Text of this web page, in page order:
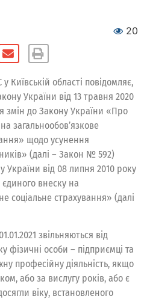
20
Київській області повідомляє,
України від 13 травня 2020
до Закону України «Про
загальнообов’язкове
щодо усунення
(далі – Закон № 592)
України від 08 липня 2010 року
внеску на
соціальне страхування» (далі
звільняються від
фізичні особи – підприємці та
професійну діяльність, якщо
або за вислугу років, або є
віку, встановленого